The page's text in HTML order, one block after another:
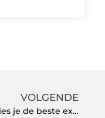
VOLGENDE
Hoe kies je de beste examenvorm voor het halen van je autotheorie?